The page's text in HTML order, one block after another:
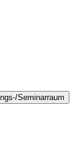
Seminarraum